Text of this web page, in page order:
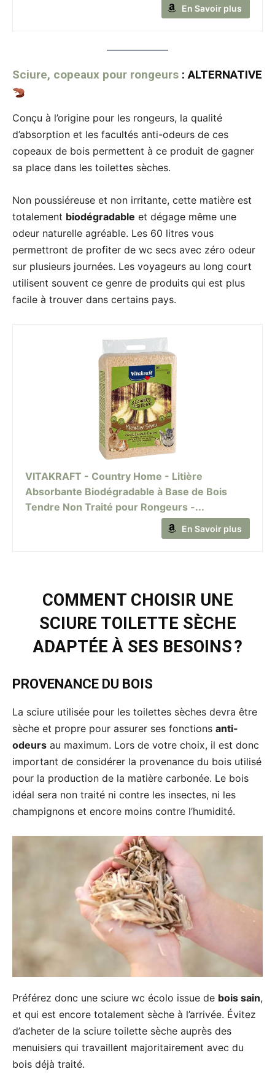
En Savoir plus
Sciure, copeaux pour rongeurs : ALTERNATIVE
Conçu à l’origine pour les rongeurs, la qualité
d’absorption et les facultés anti-odeurs de ces
copeaux de bois permettent à ce produit de gagner
sa place dans les toilettes sèches.
Non poussiéreuse et non irritante, cette matière est
totalement biodégradable et dégage même une
odeur naturelle agréable. Les 60 litres vous
permettront de profiter de wc secs avec zéro odeur
sur plusieurs journées. Les voyageurs au long court
utilisent souvent ce genre de produits qui est plus
facile à trouver dans certains pays.
VITAKRAFT - Country Home - Litière
Absorbante Biodégradable à Base de Bois
Tendre Non Traité pour Rongeurs -...
En Savoir plus
COMMENT CHOISIR UNE
SCIURE TOILETTE SÈCHE
ADAPTÉE À SES BESOINS ?
PROVENANCE DU BOIS
La sciure utilisée pour les toilettes sèches devra être
sèche et propre pour assurer ses fonctions anti-
odeurs au maximum. Lors de votre choix, il est donc
important de considérer la provenance du bois utilisé
pour la production de la matière carbonée. Le bois
idéal sera non traité ni contre les insectes, ni les
champignons et encore moins contre l’humidité.
Préférez donc une sciure wc écolo issue de bois sain,
et qui est encore totalement sèche à l’arrivée. Évitez
d’acheter de la sciure toilette sèche auprès des
menuisiers qui travaillent majoritairement avec du
bois déjà traité.